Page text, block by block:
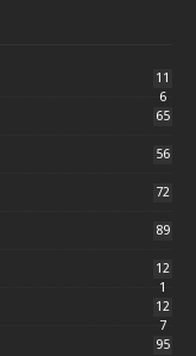
11
6
65
56
72
89
12
1
12
7
95